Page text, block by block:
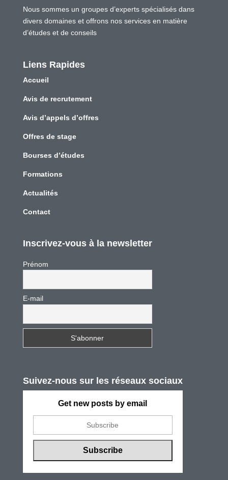
Nous sommes un groupes d’experts spécialisés dans
divers domaines et offrons nos services en matière
d’études et de conseils
Liens Rapides
Accueil
Avis de recrutement
Avis d’appels d’offres
Offres de stage
Bourses d’études
Formations
Actualités
Contact
Inscrivez-vous à la newsletter
Prénom
E-mail
Suivez-nous sur les réseaux sociaux
Get new posts by email